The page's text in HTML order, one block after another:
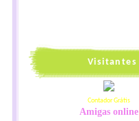
Visitantes
Contador Grátis
Amigas online